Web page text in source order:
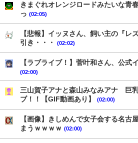
きまぐれオレンジロードみたいな青
っ (02:05)
【悲報】イッヌさん、飼い主の『レ
引き・・・
(02:02)
【ラブライブ！】菅叶和さん、公式
(02:00)
三山賀子アナと森山みなみアナ 巨
ブ！！【GIF動画あり】
(02:00)
【画像】きしめんで女子会する名古
まうｗｗｗｗ (02:00)